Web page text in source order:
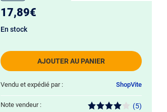
17,89€
AJOUTER AU PANIER
En stock
Vendu et expédié par : ShopVite
Note vendeur : (5)